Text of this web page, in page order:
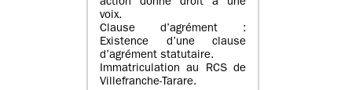
action donne droit à une
voix.
Clause d’agrément :
Existence d’une clause
d’agrément statutaire.
Immatriculation au RCS de
Villefranche-Tarare.